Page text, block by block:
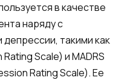
в качестве
наряду с
такими как
Scale) и MADRS
Rating Scale). Ее